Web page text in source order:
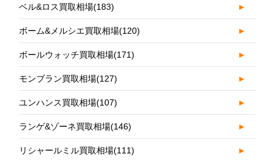
ベル&ロス買取相場(183) ►
ボーム&メルシエ買取相場(120) ►
ボールウォッチ買取相場(171) ►
モンブラン買取相場(127) ►
ユンハンス買取相場(107) ►
ランゲ&ゾーネ買取相場(146) ►
リシャールミル買取相場(111) ►